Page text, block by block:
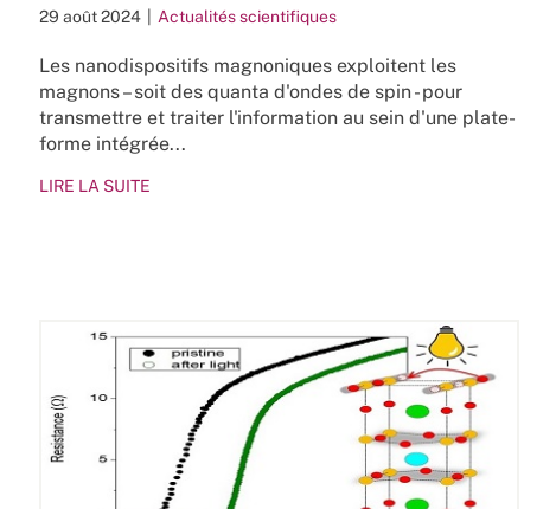
29 août 2024 Actualités scientifiques
Les nanodispositifs magnoniques exploitent les
magnons – soit des quanta d'ondes de spin - pour
transmettre et traiter l'information au sein d'une plate-
forme intégrée...
LIRE LA SUITE